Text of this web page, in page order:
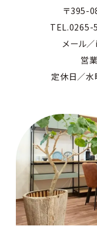
〒395-
メール
営
定休日／水